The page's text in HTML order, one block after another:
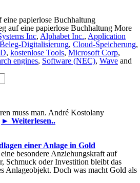
papierlose Buchhaltung
auf eine papierlose Buchhaltung More
Inc, Alphabet Inc., Application
Beleg-Digitalisierung, Cloud-Speicherung,
, kostenlose Tools, Microsoft Corp,
engines, Software (NEC), Wave and
muss man. André Kostolany
► Weiterlesen..
einer Anlage in Gold
besondere Anziehungskraft auf
Schmuck oder Investition bleibt das
Anlageobjekt. Doch was macht Gold als